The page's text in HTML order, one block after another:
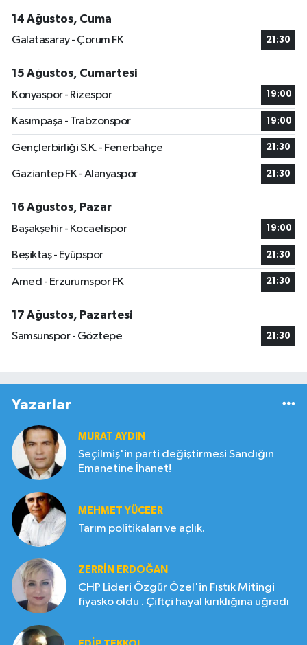
14 Ağustos, Cuma
Galatasaray - Çorum FK
21:30
15 Ağustos, Cumartesi
Konyaspor - Rizespor
19:00
Kasımpaşa - Trabzonspor 19:00
Gençlerbirliği S.K. - Fenerbahçe 21:30
Gaziantep FK - Alanyaspor 21:30
16 Ağustos, Pazar
Başakşehir - Kocaelispor
19:00
Beşiktaş - Eyüpspor 21:30
Amed - Erzurumspor FK 21:30
17 Ağustos, Pazartesi
Samsunspor - Göztepe
21:30
Yazarlar
MURAT AYDIN
Seçilmiş'in parti değiştirmesi Sandığın
Emanetine İhanet!
MEHMET YÜCEER
Tarım politikaları ve açlık.
ZERRIN ERDOĞAN
CHP Lideri Özgür Özel'in Fıstık Mitingi
fiyasko oldu . Çiftçi hayal kırıklığına uğradı